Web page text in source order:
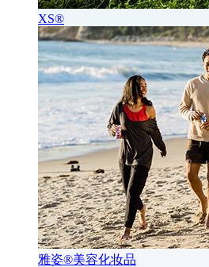
XS®
雅姿®美容化妆品